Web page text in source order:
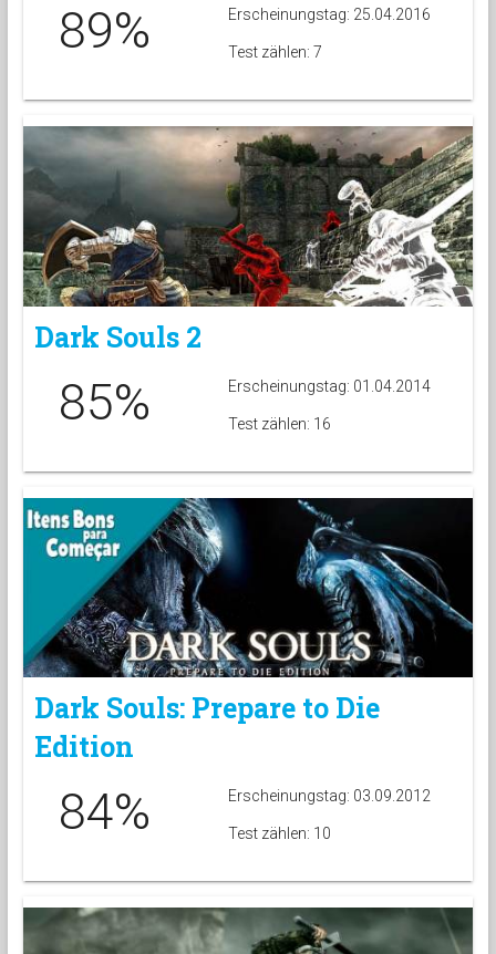
89% Erscheinungstag: 25.04.2016
Test zählen: 7
Dark Souls 2
85% Erscheinungstag: 01.04.2014
Test zählen: 16
Dark Souls: Prepare to Die
Edition
84% Erscheinungstag: 03.09.2012
Test zählen: 10